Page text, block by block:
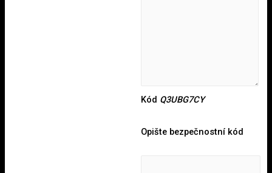
Kód Q3UBG7CY
Opište bezpečnostní kód